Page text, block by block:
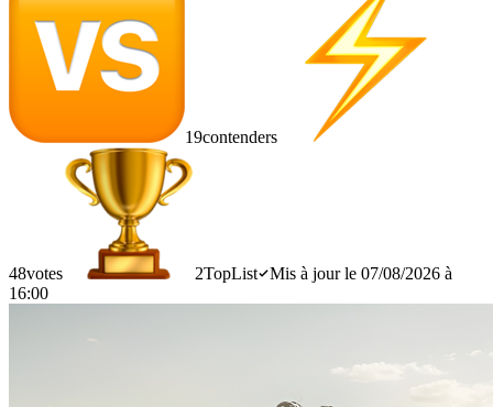
19contenders
48votes 2TopList
Mis à jour le 07/08/2026 à
16:00